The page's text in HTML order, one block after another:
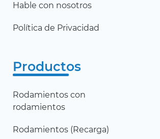
Hable con nosotros
Política de Privacidad
Productos
Rodamientos con
rodamientos
Rodamientos (Recarga)